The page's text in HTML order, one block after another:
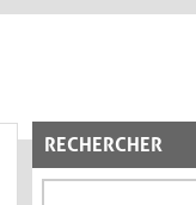
RECHERCHER